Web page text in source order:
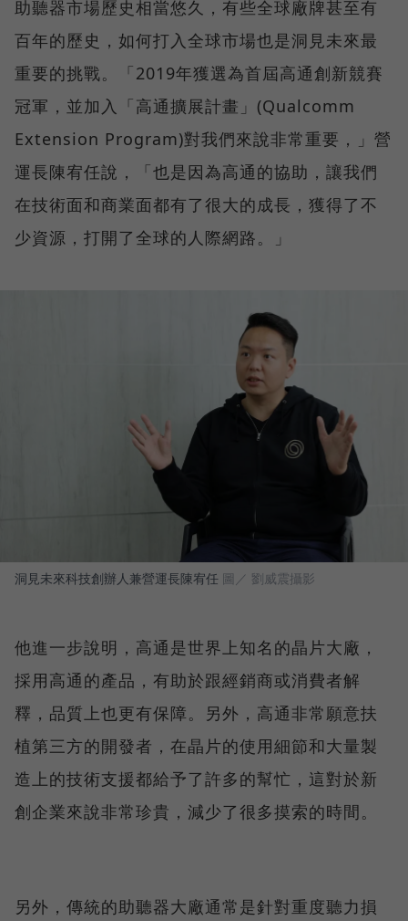
助聽器市場歷史相當悠久，有些全球廠牌甚至有
百年的歷史，如何打入全球市場也是洞見未來最
重要的挑戰。「2019年獲選為首屆高通創新競賽
冠軍，並加入「高通擴展計畫」(Qualcomm
Extension Program)對我們來說非常重要，」營
運長陳宥任說，「也是因為高通的協助，讓我們
在技術面和商業面都有了很大的成長，獲得了不
少資源，打開了全球的人際網路。」
洞見未來科技創辦人兼營運長陳宥任 圖／ 劉威震攝影
他進一步說明，高通是世界上知名的晶片大廠，
採用高通的產品，有助於跟經銷商或消費者解
釋，品質上也更有保障。另外，高通非常願意扶
植第三方的開發者，在晶片的使用細節和大量製
造上的技術支援都給予了許多的幫忙，這對於新
創企業來說非常珍貴，減少了很多摸索的時間。
另外，傳統的助聽器大廠通常是針對重度聽力損